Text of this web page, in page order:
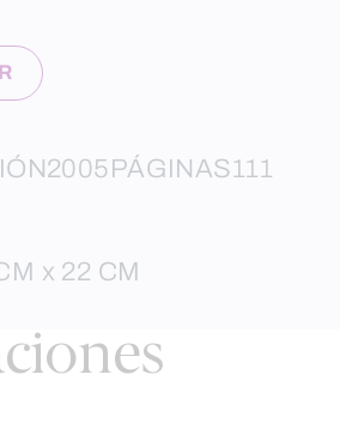
2005PÁGINAS111
x 22 CM